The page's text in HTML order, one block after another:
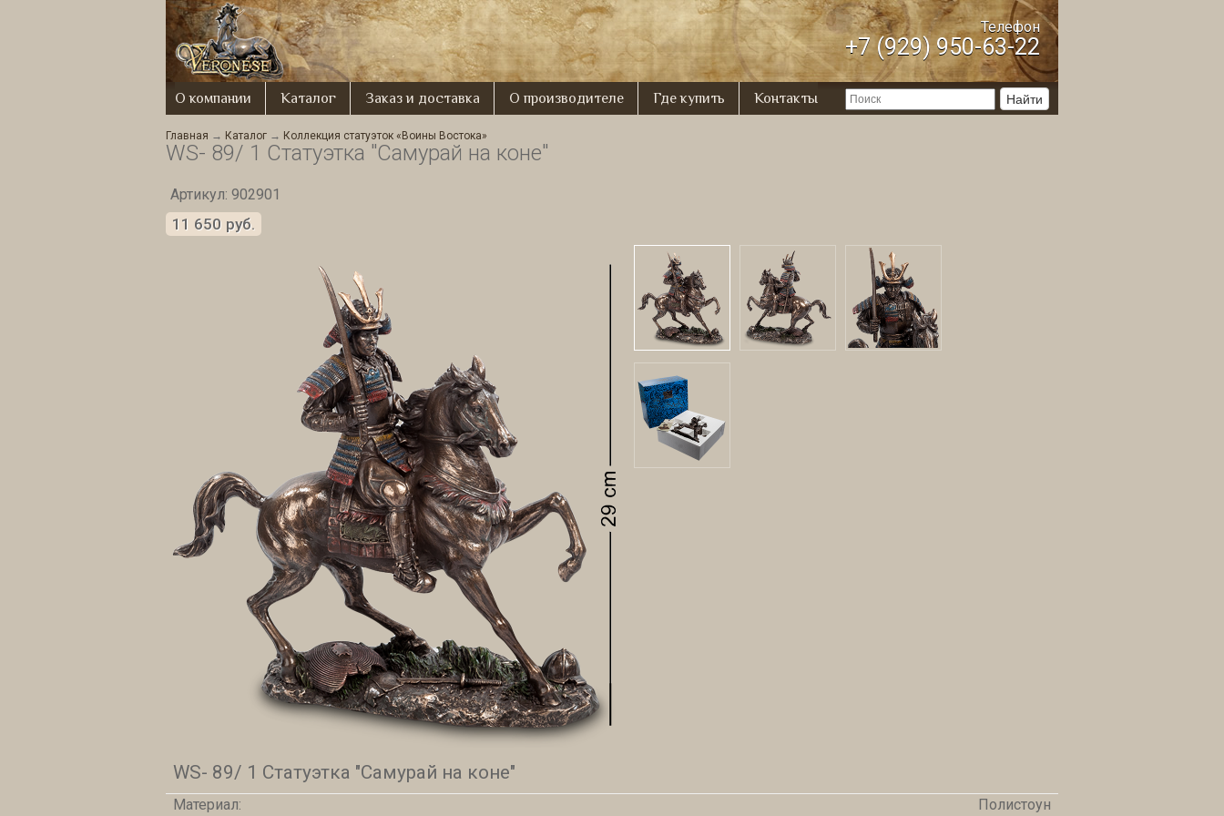
Телефон
+7 (929) 950-63-22
О компании Каталог Заказ и доставка О производителе Где купить Контакты
Главная → Каталог → Коллекция статуэток «Воины Востока»
WS- 89/ 1 Статуэтка "Самурай на коне"
Артикул: 902901
11 650 руб.
WS- 89/ 1 Статуэтка "Самурай на коне"
Материал: Полистоун